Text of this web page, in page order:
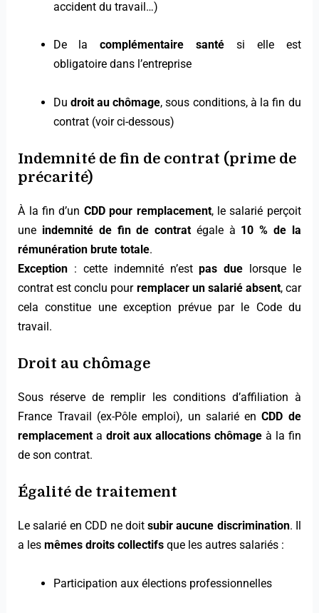
accident du travail…)
De lacomplémentaire santé si elle est
obligatoire dans l’entreprise
Du droit au chômage, sous conditions, à la fin du
contrat (voir ci-dessous)
Indemnité de fin de contrat (prime de
précarité)
À la fin d’un CDD pour remplacement, le salarié perçoit
une indemnité de fin de contratégale à 10 % de la
rémunération brute totale.
Exception : cette indemnité n’estpas due lorsque le
contrat est conclu pour remplacer un salarié absent, car
cela constitue une exception prévue par le Code du
travail.
Droit au chômage
Sous réserve de remplir les conditions d’affiliation à
France Travail (ex-Pôle emploi), un salarié enCDD de
remplacementadroit aux allocations chômageà la fin
de son contrat.
Égalité de traitement
Le salarié en CDD ne doitsubir aucune discrimination. Il
a lesmêmes droits collectifs que les autres salariés :
Participation aux élections professionnelles